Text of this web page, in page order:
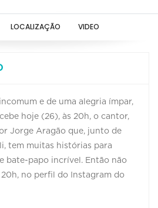
LOCALIZAÇÃO VIDEO
e de uma alegria ímpar,
hoje (26), às 20h, o cantor,
Jorge Aragão que, junto de
tem muitas histórias para
bate-papo incrível. Então não
20h, no perfil do Instagram do